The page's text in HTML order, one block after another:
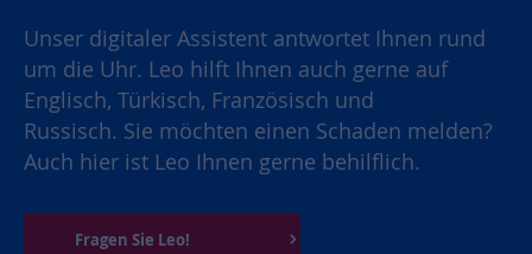
Unser digitaler Assistent antwortet Ihnen rund
um die Uhr. Leo hilft Ihnen auch gerne auf
Englisch, Türkisch, Französisch und
Russisch. Sie möchten einen Schaden melden?
Auch hier ist Leo Ihnen gerne behilflich.
Fragen Sie Leo!